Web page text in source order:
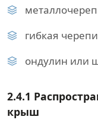
гибкая
ондулин или
2.4.1
крыш